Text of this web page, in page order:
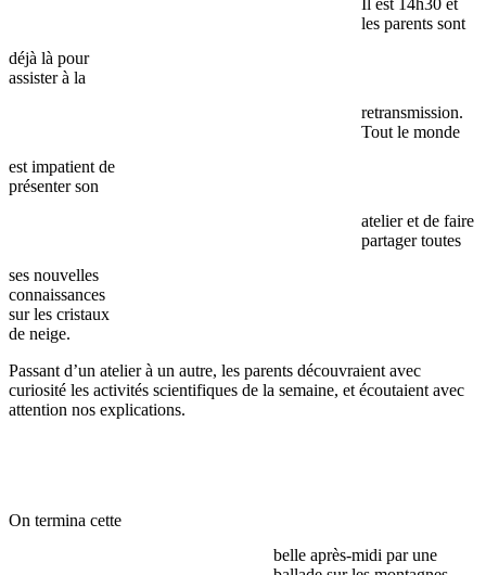
les parents sont
déjà là pour
assister à la
retransmission.
Tout le monde
est impatient de
présenter son
atelier et de faire
partager toutes
ses nouvelles
connaissances
sur les cristaux
de neige.
Passant d’un atelier à un autre, les parents découvraient avec
curiosité les activités scientifiques de la semaine, et écoutaient avec
attention nos explications.
On termina cette
belle après-midi par une